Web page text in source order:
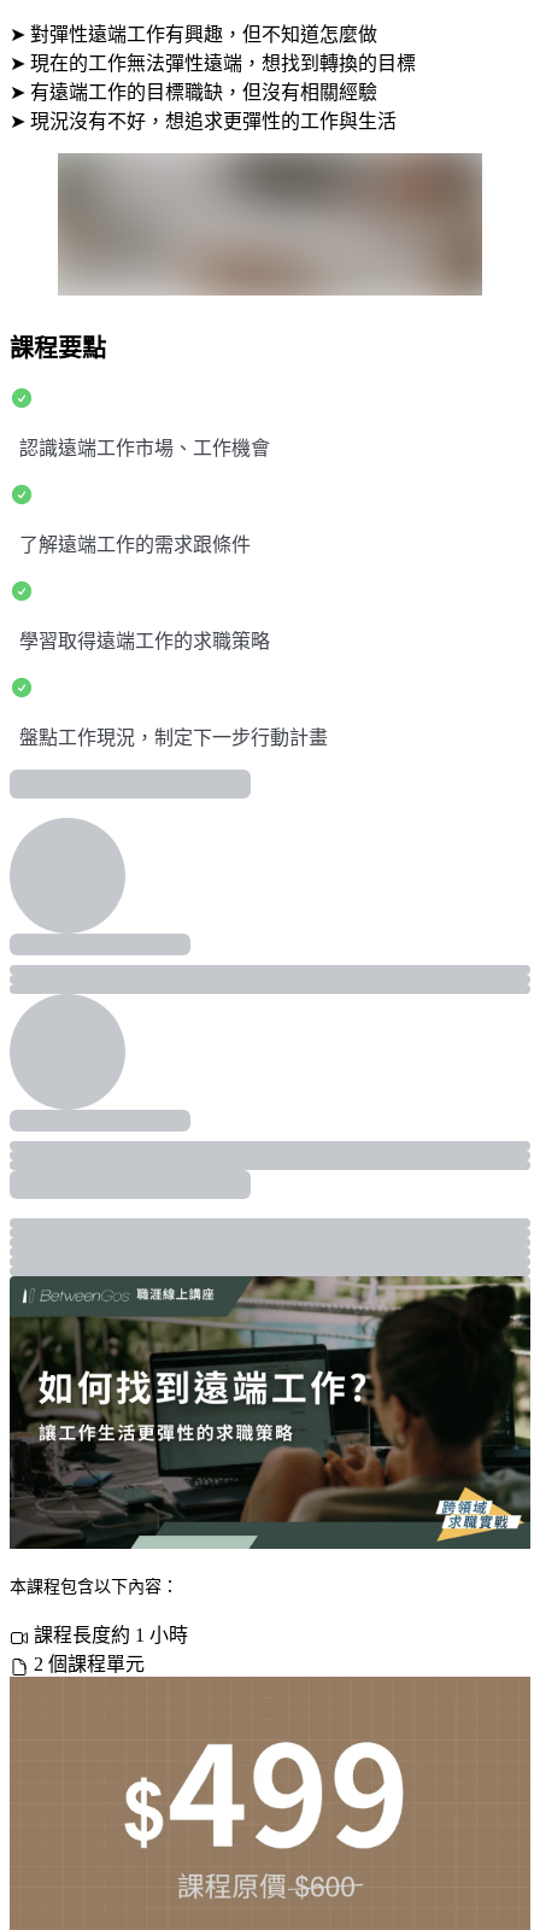
➤ 對彈性遠端工作有興趣，但不知道怎麼做
➤ 現在的工作無法彈性遠端，想找到轉換的目標
➤ 有遠端工作的目標職缺，但沒有相關經驗
➤ 現況沒有不好，想追求更彈性的工作與生活
課程要點
認識遠端工作市場、工作機會
了解遠端工作的需求跟條件
學習取得遠端工作的求職策略
盤點工作現況，制定下一步行動計畫
本課程包含以下內容：
課程長度約 1 小時
2 個課程單元